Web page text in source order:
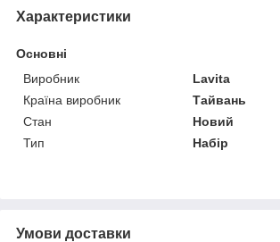
Характеристики
Основні
Виробник
Lavita
Країна виробник
Тайвань
Стан
Новий
Тип
Набір
Умови доставки